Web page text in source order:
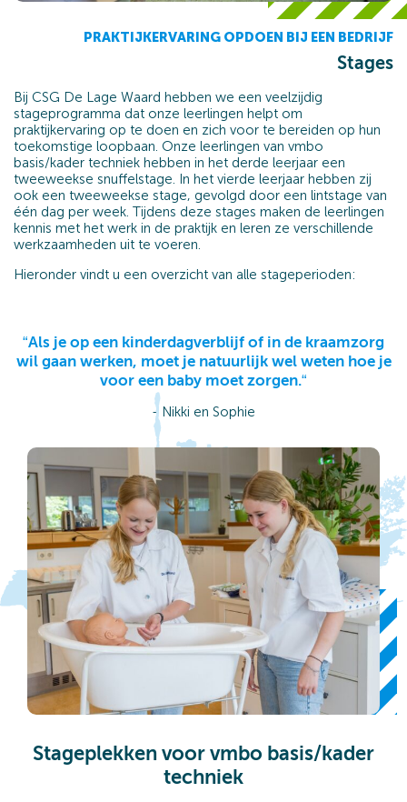
PRAKTIJKERVARING OPDOEN BIJ EEN BEDRIJF
Stages
Bij CSG De Lage Waard hebben we een veelzijdig
stageprogramma dat onze leerlingen helpt om
praktijkervaring op te doen en zich voor te bereiden op hun
toekomstige loopbaan. Onze leerlingen van vmbo
basis/kader techniek hebben in het derde leerjaar een
tweeweekse snuffelstage. In het vierde leerjaar hebben zij
ook een tweeweekse stage, gevolgd door een lintstage van
één dag per week. Tijdens deze stages maken de leerlingen
kennis met het werk in de praktijk en leren ze verschillende
werkzaamheden uit te voeren.
Hieronder vindt u een overzicht van alle stageperioden:
“Als je op een kinderdagverblijf of in de kraamzorg
wil gaan werken, moet je natuurlijk wel weten hoe je
voor een baby moet zorgen.“
- Nikki en Sophie
Stageplekken voor vmbo basis/kader
techniek